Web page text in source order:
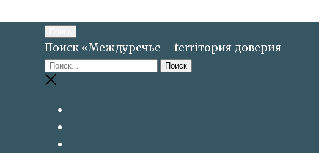
Поиск «Междуречье – terriтория доверия